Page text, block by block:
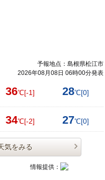
予報地点：島根県松江市
2026年08月08日 06時00分発表
36℃[-1] 28℃[0]
34℃[-2] 27℃[0]
気をみる
情報提供：